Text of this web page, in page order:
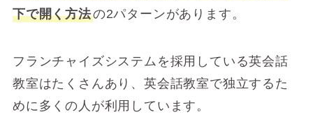
下で開く方法の2パターンがあります。
フランチャイズシステムを採用している英会話
教室はたくさんあり、英会話教室で独立するた
めに多くの人が利用しています。